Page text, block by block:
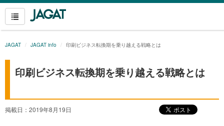
JAGAT JAGAT info 印刷ビジネス転換期を乗り越える戦略とは
印刷ビジネス転換期を乗り越える戦略とは
掲載日：2019年8月19日